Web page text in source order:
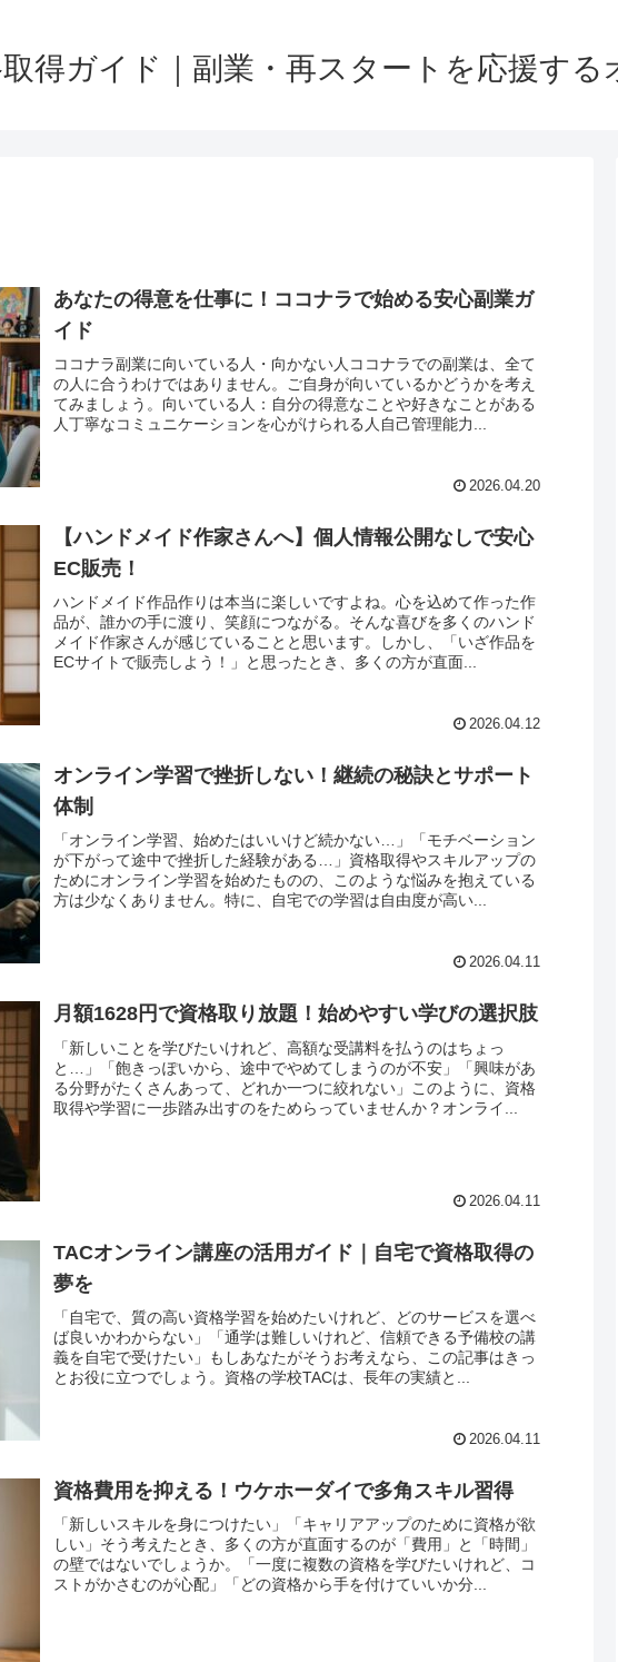
得ガイド｜副業・再スタートを応援す
あなたの得意を仕事に！ココナラで始める安心副業ガ
イド
ココナラ副業に向いている人・向かない人ココナラでの副業は、全て
の人に合うわけではありません。ご自身が向いているかどうかを考え
てみましょう。向いている人：自分の得意なことや好きなことがある
人丁寧なコミュニケーションを心がけられる人自己管理能力...
2026.04.20
【ハンドメイド作家さんへ】個人情報公開なしで安心
EC販売！
ハンドメイド作品作りは本当に楽しいですよね。心を込めて作った作
品が、誰かの手に渡り、笑顔につながる。そんな喜びを多くのハンド
メイド作家さんが感じていることと思います。しかし、「いざ作品を
ECサイトで販売しよう！」と思ったとき、多くの方が直面...
2026.04.12
オンライン学習で挫折しない！継続の秘訣とサポート
体制
「オンライン学習、始めたはいいけど続かない…」「モチベーション
が下がって途中で挫折した経験がある…」資格取得やスキルアップの
ためにオンライン学習を始めたものの、このような悩みを抱えている
方は少なくありません。特に、自宅での学習は自由度が高い...
2026.04.11
月額1628円で資格取り放題！始めやすい学びの選択肢
「新しいことを学びたいけれど、高額な受講料を払うのはちょっ
と…」「飽きっぽいから、途中でやめてしまうのが不安」「興味があ
る分野がたくさんあって、どれか一つに絞れない」このように、資格
取得や学習に一歩踏み出すのをためらっていませんか？オンライ...
2026.04.11
TACオンライン講座の活用ガイド｜自宅で資格取得の
夢を
「自宅で、質の高い資格学習を始めたいけれど、どのサービスを選べ
ば良いかわからない」「通学は難しいけれど、信頼できる予備校の講
義を自宅で受けたい」もしあなたがそうお考えなら、この記事はきっ
とお役に立つでしょう。資格の学校TACは、長年の実績と...
2026.04.11
資格費用を抑える！ウケホーダイで多角スキル習得
「新しいスキルを身につけたい」「キャリアアップのために資格が欲
しい」そう考えたとき、多くの方が直面するのが「費用」と「時間」
の壁ではないでしょうか。「一度に複数の資格を学びたいけれど、コ
ストがかさむのが心配」「どの資格から手を付けていいか分...